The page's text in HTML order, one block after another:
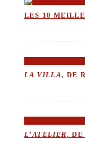
LES 10
LA VILLA, DE
L’ATELIER, DE